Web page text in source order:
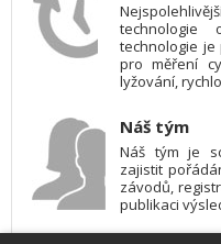
technologie
technologie je
pro měření
lyžování,
Náš tým
Náš tým je
zajistit
závodů,
publikaci